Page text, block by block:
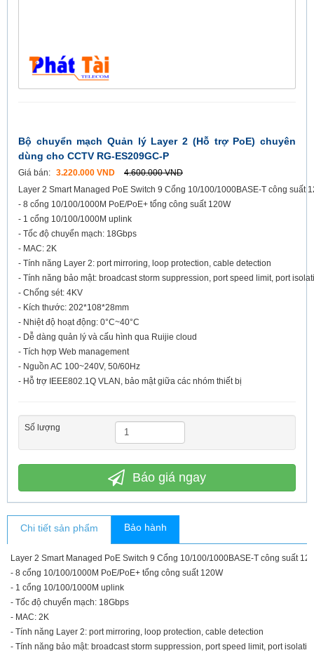
Bộ chuyển mạch Quản lý Layer 2 (Hỗ trợ PoE) chuyên
dùng cho CCTV RG-ES209GC-P
Giá bán: 3.220.000 VND
4.600.000 VND
Layer 2 Smart Managed PoE Switch 9 Cổng 10/100/1000BASE-T công suất
- 8 cổng 10/100/1000M PoE/PoE+ tổng công suất 120W
- 1 cổng 10/100/1000M uplink
- Tốc độ chuyển mạch: 18Gbps
- MAC: 2K
- Tính năng Layer 2: port mirroring, loop protection, cable detection
- Tính năng bảo mật: broadcast storm suppression, port speed limit, port
- Chống sét: 4KV
- Kích thước: 202*108*28mm
- Nhiệt độ hoạt động: 0°C~40°C
- Dễ dàng quản lý và cấu hình qua Ruijie cloud
- Tích hợp Web management
- Nguồn AC 100~240V, 50/60Hz
- Hỗ trợ IEEE802.1Q VLAN, bảo mật giữa các nhóm thiết bị
Số lượng
Báo giá ngay
Chi tiết sản phẩm Bảo hành
Layer 2 Smart Managed PoE Switch 9 Cổng 10/100/1000BASE-T công suất
- 8 cổng 10/100/1000M PoE/PoE+ tổng công suất 120W
- 1 cổng 10/100/1000M uplink
- Tốc độ chuyển mạch: 18Gbps
- MAC: 2K
- Tính năng Layer 2: port mirroring, loop protection, cable detection
- Tính năng bảo mật: broadcast storm suppression, port speed limit, port